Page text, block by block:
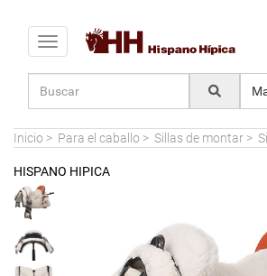
Toggle navigation
Inicio > Para el caballo > Sillas de montar >
HISPANO HIPICA